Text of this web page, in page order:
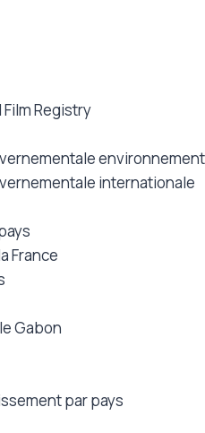
Registry
internationale
France
Gabon
par pays